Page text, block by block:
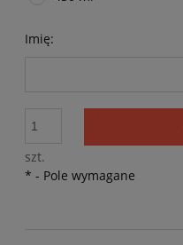
Imię:
szt.
* - Pole wymagane